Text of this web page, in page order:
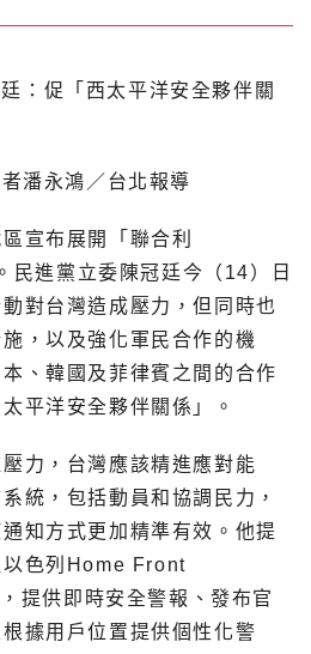
潘永鴻／台北報導
宣布展開「聯合利
民進黨立委陳冠廷今（14）日
對台灣造成壓力，但同時也
，以及強化軍民合作的機
、韓國及菲律賓之間的合作
平洋安全夥伴關係」。
力，台灣應該精進應對能
統，包括動員和協調民力，
知方式更加精準有效。他提
以色列Home Front
提供即時安全警報、發布官
據用戶位置提供個性化警